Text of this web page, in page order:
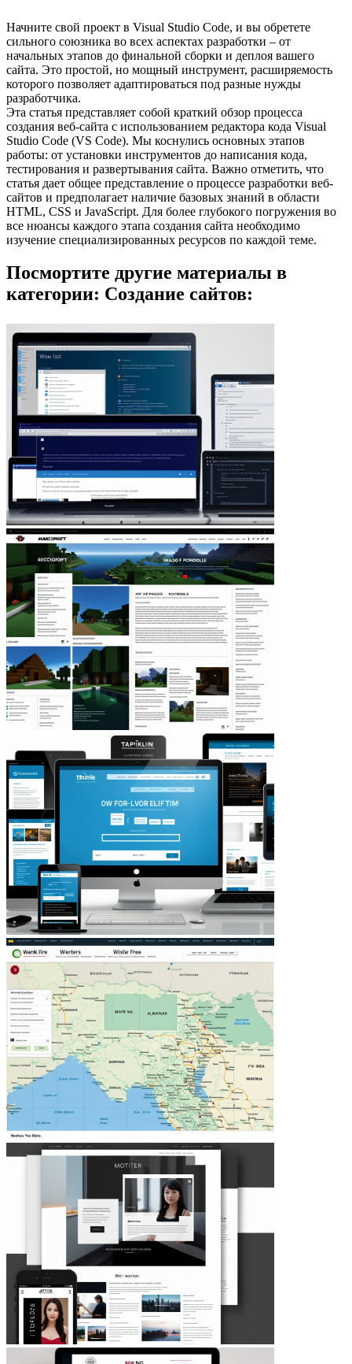
Начните свой проект в Visual Studio Code, и вы обретете
сильного союзника во всех аспектах разработки – от
начальных этапов до финальной сборки и деплоя вашего
сайта. Это простой, но мощный инструмент, расширяемость
которого позволяет адаптироваться под разные нужды
разработчика.
Эта статья представляет собой краткий обзор процесса
создания веб-сайта с использованием редактора кода Visual
Studio Code (VS Code). Мы коснулись основных этапов
работы: от установки инструментов до написания кода,
тестирования и развертывания сайта. Важно отметить, что
статья дает общее представление о процессе разработки веб-
сайтов и предполагает наличие базовых знаний в области
HTML, CSS и JavaScript. Для более глубокого погружения во
все нюансы каждого этапа создания сайта необходимо
изучение специализированных ресурсов по каждой теме.
Посмортите другие материалы в
категории: Создание сайтов: